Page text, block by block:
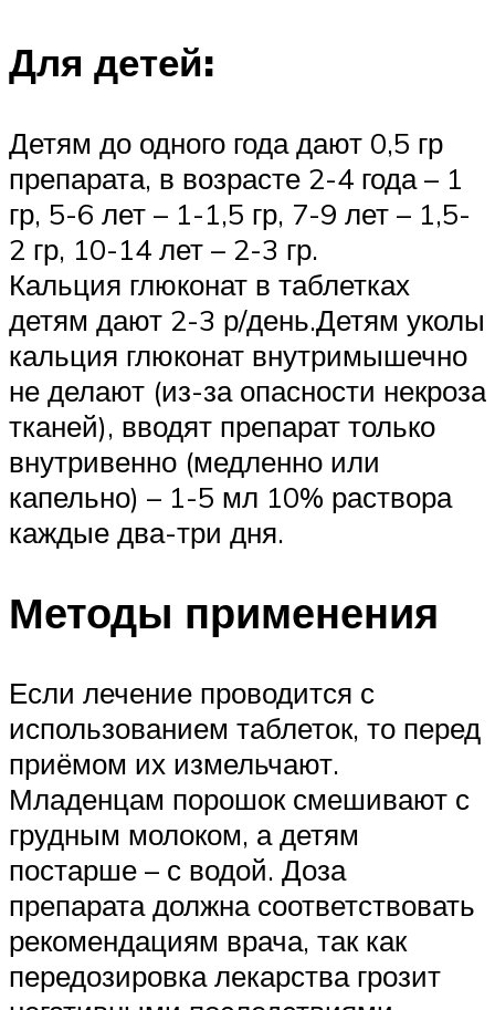
Для детей:
Детям до одного года дают 0,5 гр
препарата, в возрасте 2-4 года – 1
гр, 5-6 лет – 1-1,5 гр, 7-9 лет – 1,5-
2 гр, 10-14 лет – 2-3 гр.
Кальция глюконат в таблетках
детям дают 2-3 р/день.Детям уколы
кальция глюконат внутримышечно
не делают (из-за опасности некроза
тканей), вводят препарат только
внутривенно (медленно или
капельно) – 1-5 мл 10% раствора
каждые два-три дня.
Методы применения
Если лечение проводится с
использованием таблеток, то перед
приёмом их измельчают.
Младенцам порошок смешивают с
грудным молоком, а детям
постарше – с водой. Доза
препарата должна соответствовать
рекомендациям врача, так как
передозировка лекарства грозит